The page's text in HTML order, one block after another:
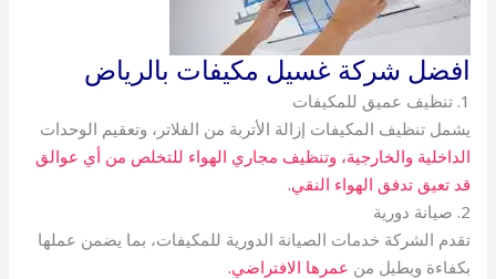
افضل شركة غسيل مكيفات بالرياض
1. تنظيف عميق للمكيفات
يشمل تنظيف المكيفات إزالة الأتربة من الفلاتر، وتعقيم الوحدات
الداخلية والخارجية، وتنظيف مجاري الهواء للتخلص من أي عوالق
قد تعيق تدفق الهواء النقي.
2. صيانة دورية
تقدم الشركة خدمات الصيانة الدورية للمكيفات، بما يضمن عملها
بكفاءة ويطيل من عمرها الافتراضي.